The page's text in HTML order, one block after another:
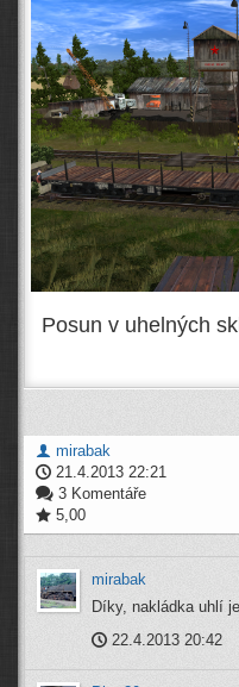
Posun v uhelných
mirabak
21.4.2013 22:21
3 Komentáře
5,00
mirabak
Díky, nakládka uhlí
22.4.2013 20:42